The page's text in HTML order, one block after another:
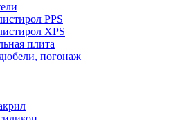
PPS
XPS
плита
погонаж